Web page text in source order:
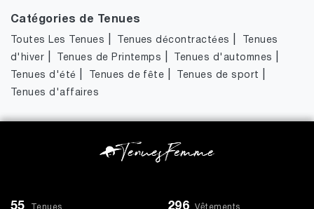
Catégories de Tenues
Toutes Les Tenues Tenues décontractées
Tenues
d'hiver
Tenues de Printemps Tenues d'automnes
Tenues d'été Tenues de fête Tenues de sport
Tenues d'affaires
55 Tenues 296 Vêtements